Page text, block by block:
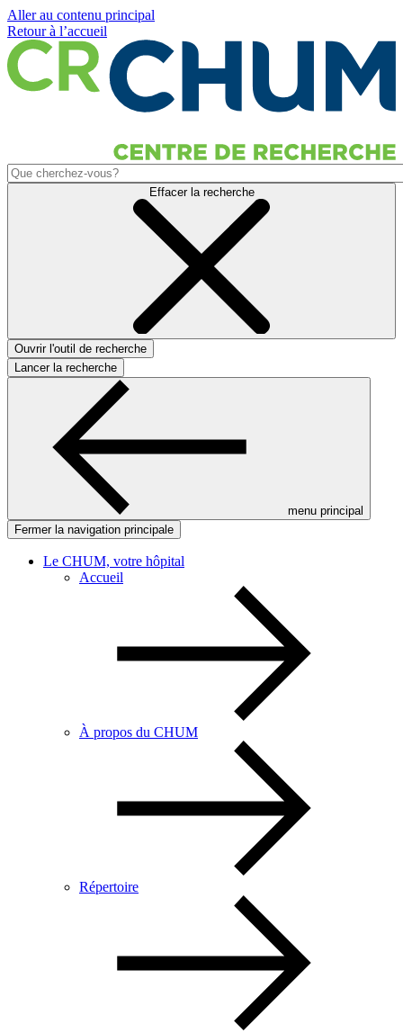
Aller au contenu principal
Retour à l’accueil
Effacer la recherche
Ouvrir l'outil de recherche
Lancer la recherche
menu principal
Fermer la navigation principale
Le CHUM, votre hôpital
Accueil
À propos du CHUM
Répertoire